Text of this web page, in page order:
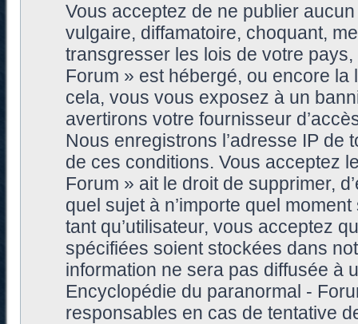
Vous acceptez de ne publier
vulgaire, diffamatoire, choquant,
transgresser les lois de votre
Forum » est hébergé, ou encore
cela, vous vous exposez à un
avertirons votre fournisseur
Nous enregistrons l’adresse IP de
de ces conditions. Vous acceptez
Forum » ait le droit de supprimer,
quel sujet à n’importe quel
tant qu’utilisateur, vous acceptez
spécifiées soient stockées dans
information ne sera pas diffusée à
Encyclopédie du paranormal -
responsables en cas de tentative